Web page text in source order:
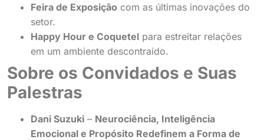
Feira de Exposição com as últimas inovações do
setor.
Happy Hour e Coquetel para estreitar relações
em um ambiente descontraído.
Sobre os Convidados e Suas
Palestras
Dani Suzuki – Neurociência, Inteligência
Emocional e Propósito Redefinem a Forma de